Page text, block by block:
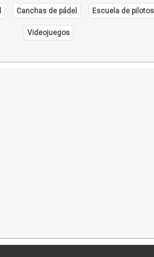
Canchas de pádel Escuela de pilotos
Videojuegos